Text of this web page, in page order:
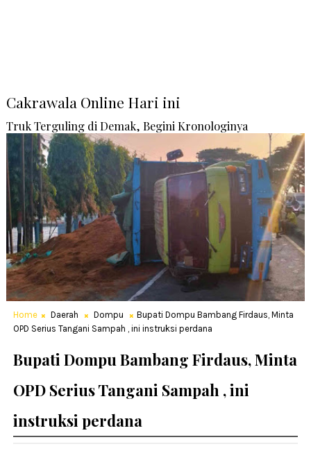
Cakrawala Online Hari ini
Truk Terguling di Demak, Begini Kronologinya
Home Daerah Dompu
Bupati Dompu Bambang Firdaus, Minta
OPD Serius Tangani Sampah , ini instruksi perdana
Bupati Dompu Bambang Firdaus, Minta
OPD Serius Tangani Sampah , ini
instruksi perdana